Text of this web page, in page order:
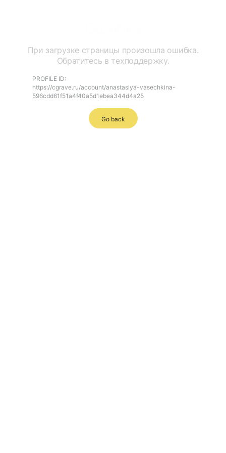
При загрузке страницы произошла ошибка.
Обратитесь в техподдержку.
PROFILE ID:
https://cgrave.ru/account/anastasiya-vasechkina-
596cdd61f51a4f40a5d1ebea344d4a25
Go back